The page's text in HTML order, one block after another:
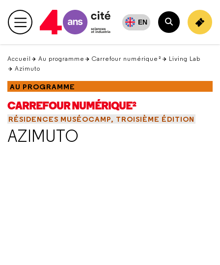
en
haut Menu principal EN
Rechercher
Accueil Au programme Carrefour numérique²
Living Lab
Azimuto
AU PROGRAMME
CARREFOUR NUMÉRIQUE²
RÉSIDENCES MUSÉOCAMP, TROISIÈME ÉDITION
AZIMUTO